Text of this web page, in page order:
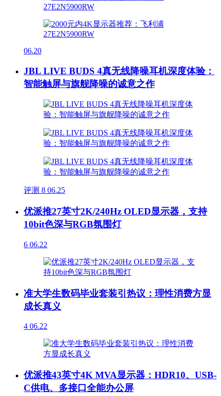
06.20
JBL LIVE BUDS 4真无线降噪耳机深度体验：
智能触屏与旗舰降噪的诚意之作
评测 8 06.25
优派推27英寸2K/240Hz OLED显示器，支持
10bit色深与RGB氛围灯
6 06.22
准大学生数码毕业套装引热议：理性消费方显
成长真义
4 06.22
优派推43英寸4K MVA显示器：HDR10、USB-
C供电、多接口全能办公屏